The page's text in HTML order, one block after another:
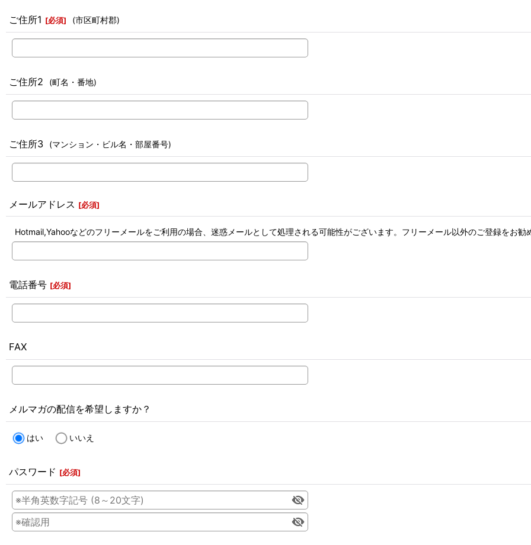
ご住所1 [必須] (市区町村郡)
ご住所2 (町名・番地)
ご住所3 (マンション・ビル名・部屋番号)
メールアドレス [必須]
Hotmail,Yahooなどのフリーメールをご利用の場合、迷惑メールとして処理される可能性がございます。フリーメール以外のご登録をお勧
電話番号 [必須]
FAX
メルマガの配信を希望しますか？
はい いいえ
パスワード [必須]